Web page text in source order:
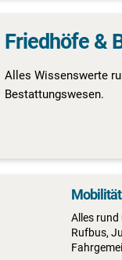
Friedhöfe &
Alles Wissenswerte
Bestattungswesen.
Mobilität
Alles rund
Rufbus,